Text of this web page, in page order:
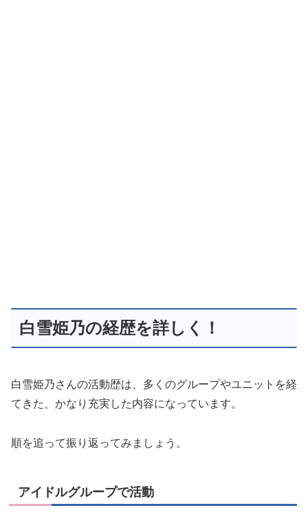
白雪姫乃の経歴を詳しく！
白雪姫乃さんの活動歴は、多くのグループやユニットを経
てきた、かなり充実した内容になっています。
順を追って振り返ってみましょう。
アイドルグループで活動